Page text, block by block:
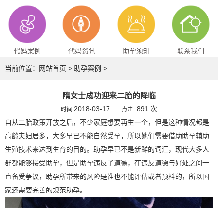
代妈案例 代妈资讯 助孕须知 联系我们
当前位置： 网站首页 > 助孕案例 >
隋女士成功迎来二胎的降临
时间:2018-03-17 点击: 891 次
自从二胎政策开放之后，不少家庭想要再生一个，但是这种情况都是
高龄夫妇居多，大多早已不能自然受孕，所以她们需要借助助孕辅助
生殖技术来达到生育的目的。助孕早已不是新鲜的词汇，现代大多人
群都能够接受助孕，但是助孕违反了道德，在违反道德与好处之间一
直备受争议，助孕所带来的风险是谁也不能评估或者预料的，所以国
家还需要完善的规范助孕。